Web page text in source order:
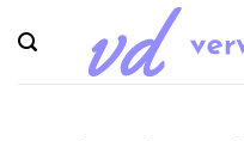
Inhalt
springen